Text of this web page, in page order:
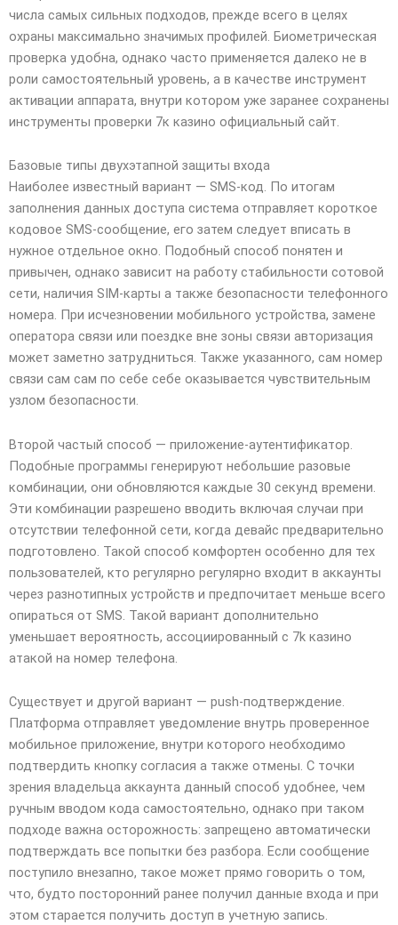
числа самых сильных подходов, прежде всего в целях
охраны максимально значимых профилей. Биометрическая
проверка удобна, однако часто применяется далеко не в
роли самостоятельный уровень, а в качестве инструмент
активации аппарата, внутри котором уже заранее сохранены
инструменты проверки 7к казино официальный сайт.
Базовые типы двухэтапной защиты входа
Наиболее известный вариант — SMS-код. По итогам
заполнения данных доступа система отправляет короткое
кодовое SMS-сообщение, его затем следует вписать в
нужное отдельное окно. Подобный способ понятен и
привычен, однако зависит на работу стабильности сотовой
сети, наличия SIM-карты а также безопасности телефонного
номера. При исчезновении мобильного устройства, замене
оператора связи или поездке вне зоны связи авторизация
может заметно затрудниться. Также указанного, сам номер
связи сам сам по себе себе оказывается чувствительным
узлом безопасности.
Второй частый способ — приложение-аутентификатор.
Подобные программы генерируют небольшие разовые
комбинации, они обновляются каждые 30 секунд времени.
Эти комбинации разрешено вводить включая случаи при
отсутствии телефонной сети, когда девайс предварительно
подготовлено. Такой способ комфортен особенно для тех
пользователей, кто регулярно регулярно входит в аккаунты
через разнотипных устройств и предпочитает меньше всего
опираться от SMS. Такой вариант дополнительно
уменьшает вероятность, ассоциированный с 7k казино
атакой на номер телефона.
Существует и другой вариант — push-подтверждение.
Платформа отправляет уведомление внутрь проверенное
мобильное приложение, внутри которого необходимо
подтвердить кнопку согласия а также отмены. С точки
зрения владельца аккаунта данный способ удобнее, чем
ручным вводом кода самостоятельно, однако при таком
подходе важна осторожность: запрещено автоматически
подтверждать все попытки без разбора. Если сообщение
поступило внезапно, такое может прямо говорить о том,
что, будто посторонний ранее получил данные входа и при
этом старается получить доступ в учетную запись.